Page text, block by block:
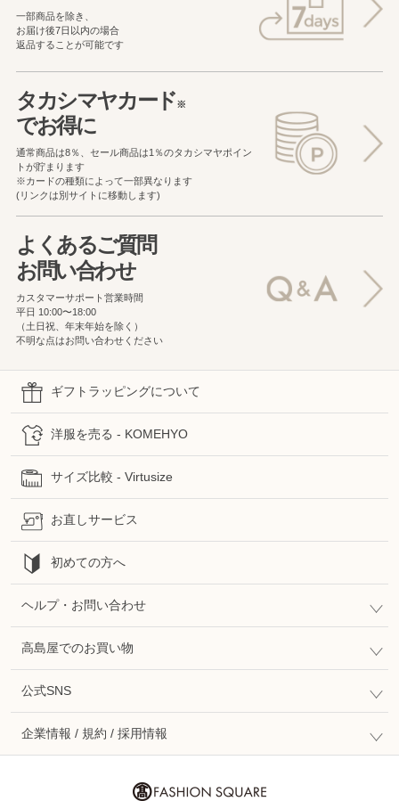
一部商品を除き、
お届け後7日以内の場合
返品することが可能です
タカシマヤカード※
でお得に
通常商品は8％、セール商品は1％のタカシマヤポイン
トが貯まります
※カードの種類によって一部異なります
(リンクは別サイトに移動します)
よくあるご質問
お問い合わせ
カスタマーサポート営業時間
平日 10:00〜18:00
（土日祝、年末年始を除く）
不明な点はお問い合わせください
ギフトラッピングについて
洋服を売る - KOMEHYO
サイズ比較 - Virtusize
お直しサービス
初めての方へ
ヘルプ・お問い合わせ
高島屋でのお買い物
公式SNS
企業情報 / 規約 / 採用情報